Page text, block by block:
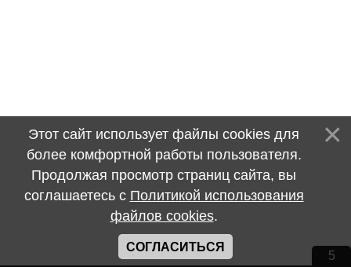
Этот сайт использует файлы cookies для
более комфортной работы пользователя.
Продолжая просмотр страниц сайта, вы
соглашаетесь с Политикой использования
файлов cookies.
СОГЛАСИТЬСЯ
4